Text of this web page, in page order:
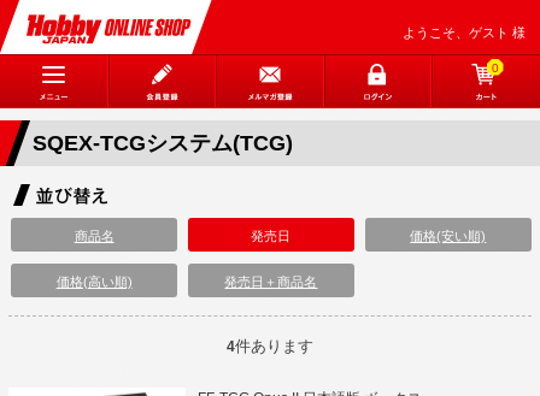
ようこそ、ゲスト 様
0
SQEX-TCGシステム(TCG)
商品名 発売日 価格(安い順)
価格(高い順) 発売日＋商品名
4件あります